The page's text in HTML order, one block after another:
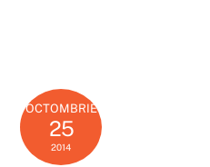
OCTOMBRIE
25
2014